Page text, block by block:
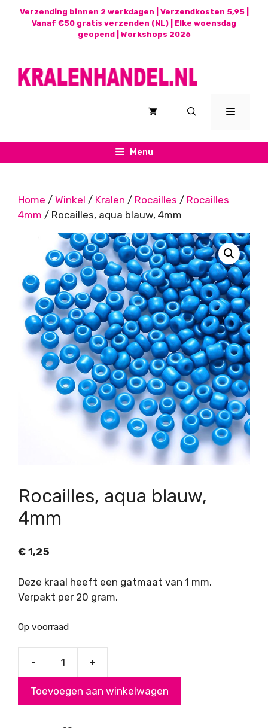
Verzending binnen 2 werkdagen | Verzendkosten 5,95 |
Vanaf €50 gratis verzenden (NL) | Elke woensdag
geopend | Workshops 2026
Menu
Menu
Home / Winkel / Kralen / Rocailles / Rocailles
4mm / Rocailles, aqua blauw, 4mm
Rocailles, aqua blauw,
4mm
€ 1,25
Deze kraal heeft een gatmaat van 1 mm.
Verpakt per 20 gram.
Op voorraad
-
blauw,
+
Toevoegen aan winkelwagen